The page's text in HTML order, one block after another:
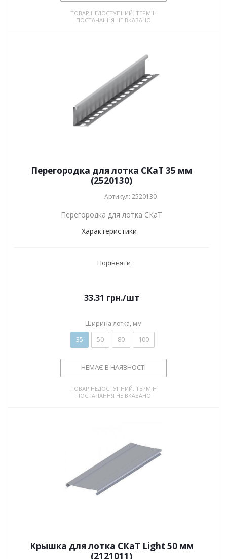
ТОВАР НЕДОСТУПНИЙ. ТЕРМІН
ПОСТАЧАННЯ НЕ ВКАЗАНО
Перегородка для лотка СКаТ 35 мм
(2520130)
Артикул: 2520130
Перегородка для лотка СКаТ
Характеристики
Порівняти
33.31 грн./шт
Ширина лотка, мм
35 50 80 100
НЕМАЄ В НАЯВНОСТІ
ТОВАР НЕДОСТУПНИЙ. ТЕРМІН
ПОСТАЧАННЯ НЕ ВКАЗАНО
Крышка для лотка СКаТ Light 50 мм
(2121011)